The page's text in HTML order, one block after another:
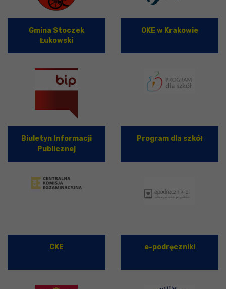
Gmina Stoczek
Łukowski
OKE w Krakowie
Biuletyn Informacji
Publicznej
Program dla szkół
CKE e-podręczniki